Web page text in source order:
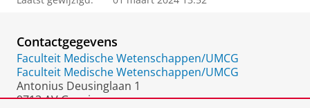
P
o
r
t
a
Contactgegevens
Faculteit Medische Wetenschappen/UMCG
Faculteit Medische Wetenschappen/UMCG
Antonius Deusinglaan 1
9713 AV Groningen